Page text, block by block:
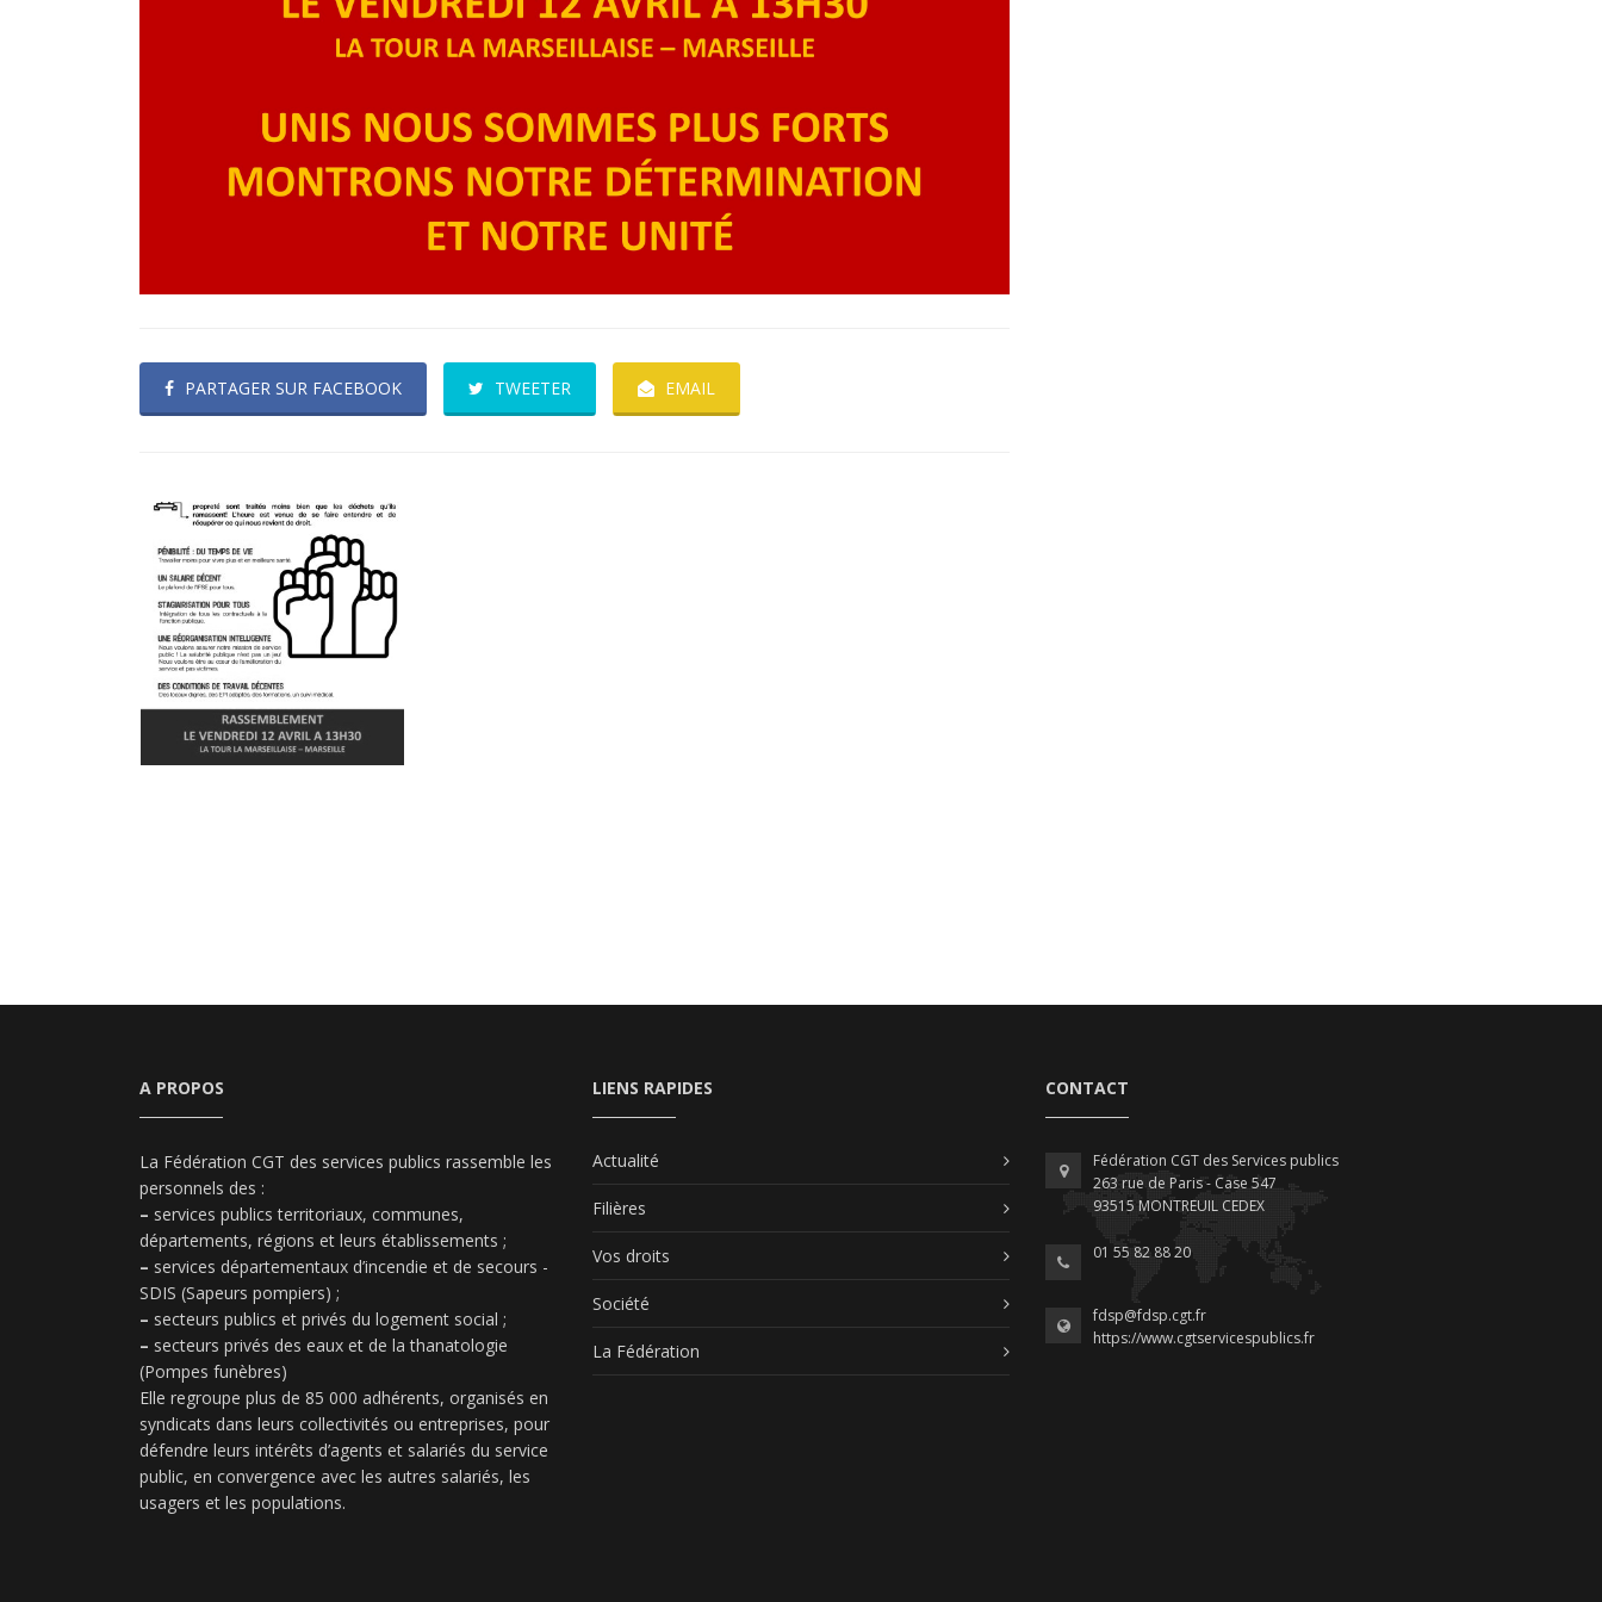
PARTAGER SUR FACEBOOK TWEETER EMAIL
A PROPOS
La Fédération CGT des services publics rassemble les
personnels des :
– services publics territoriaux, communes,
départements, régions et leurs établissements ;
– services départementaux d’incendie et de secours -
SDIS (Sapeurs pompiers) ;
– secteurs publics et privés du logement social ;
– secteurs privés des eaux et de la thanatologie
(Pompes funèbres)
Elle regroupe plus de 85 000 adhérents, organisés en
syndicats dans leurs collectivités ou entreprises, pour
défendre leurs intérêts d’agents et salariés du service
public, en convergence avec les autres salariés, les
usagers et les populations.
LIENS RAPIDES
Actualité
Filières
Vos droits
Société
La Fédération
CONTACT
Fédération CGT des Services publics
263 rue de Paris - Case 547
93515 MONTREUIL CEDEX
01 55 82 88 20
fdsp@fdsp.cgt.fr
https://www.cgtservicespublics.fr